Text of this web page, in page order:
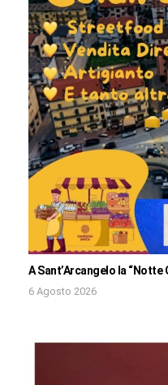
A Sant’Arcangelo la
6 Agosto 2026